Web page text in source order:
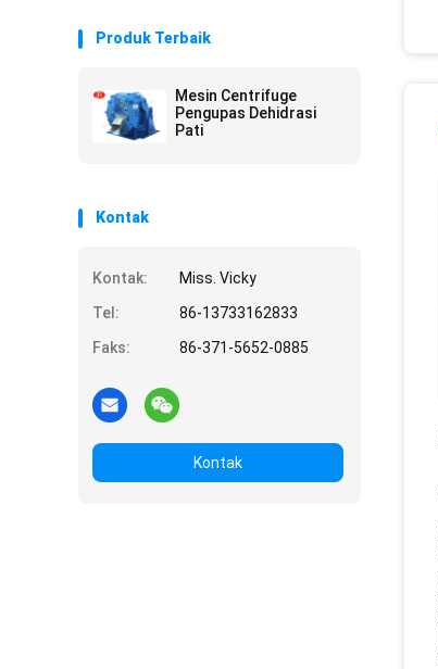
Produk Terbaik
Mesin Centrifuge
Pengupas Dehidrasi
Pati
Kontak
Kontak:
Miss. Vicky
Tel:
86-13733162833
Faks:
86-371-5652-0885
Kontak